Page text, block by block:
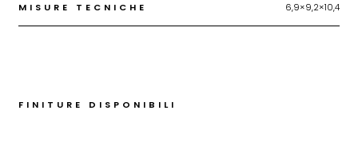
MISURE TECNICHE 6,9×9,2×10,4
FINITURE DISPONIBILI